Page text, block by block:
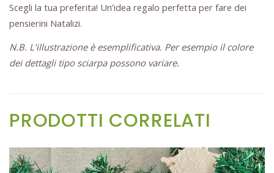
Scegli la tua preferita! Un’idea regalo perfetta per fare dei
pensierini Natalizi.
N.B. L’illustrazione è esemplificativa. Per esempio il colore
dei dettagli tipo sciarpa possono variare.
PRODOTTI CORRELATI